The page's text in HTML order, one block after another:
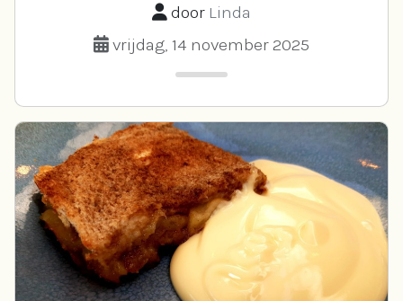
door Linda
vrijdag, 14 november 2025